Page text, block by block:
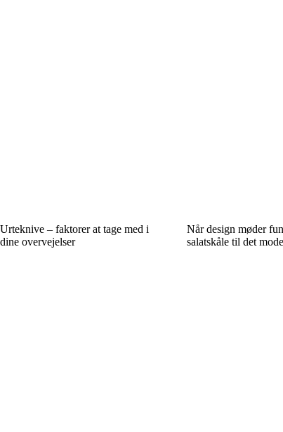
Urteknive – faktorer at tage med i
dine overvejelser
Når design møder
salatskåle til det